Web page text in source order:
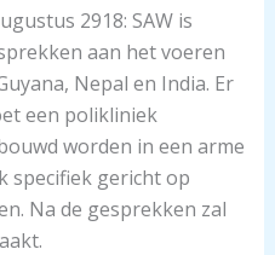
2918: SAW is
aan het voeren
Nepal en India. Er
een polikliniek
worden in een arme
specifiek gericht op
Na de gesprekken zal